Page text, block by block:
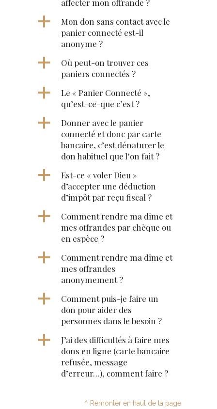
affecter mon offrande ?
a
Mon don sans contact avec le
panier connecté est-il
anonyme ?
a
Où peut-on trouver ces
paniers connectés ?
a
Le « Panier Connecté »,
qu’est-ce-que c’est ?
a
Donner avec le panier
connecté et donc par carte
bancaire, c’est dénaturer le
don habituel que l’on fait ?
a
Est-ce « voler Dieu »
d’accepter une déduction
d’impôt par reçu fiscal ?
a
Comment rendre ma dîme et
mes offrandes par chèque ou
en espèce ?
a
Comment rendre ma dîme et
mes offrandes
anonymement ?
a
Comment puis-je faire un
don pour aider des
personnes dans le besoin ?
a
J’ai des difficultés à faire mes
dons en ligne (carte bancaire
refusée, message
d’erreur…), comment faire ?
^ Remonter en haut de la page